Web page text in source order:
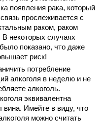
появления рака, который
прослеживается с
раком, раком
некоторых случаях
показано, что даже
риск!
потребление
алкоголя в неделю и не
алкоголь.
эквивалентна
Имейте в виду, что
можно считать